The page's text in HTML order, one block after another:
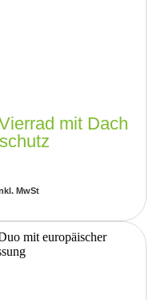
mit Dach
MwSt